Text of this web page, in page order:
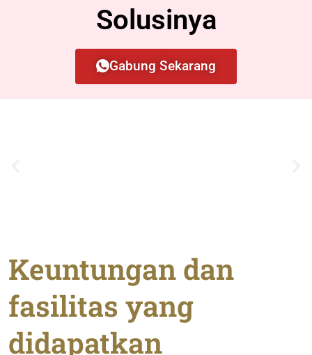
Solusinya
Gabung Sekarang
Keuntungan dan
fasilitas yang
didapatkan